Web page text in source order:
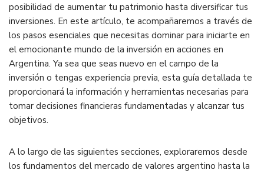
posibilidad de aumentar tu patrimonio hasta diversificar tus
inversiones. En este artículo, te acompañaremos a través de
los pasos esenciales que necesitas dominar para iniciarte en
el emocionante mundo de la inversión en acciones en
Argentina. Ya sea que seas nuevo en el campo de la
inversión o tengas experiencia previa, esta guía detallada te
proporcionará la información y herramientas necesarias para
tomar decisiones financieras fundamentadas y alcanzar tus
objetivos.
A lo largo de las siguientes secciones, exploraremos desde
los fundamentos del mercado de valores argentino hasta la